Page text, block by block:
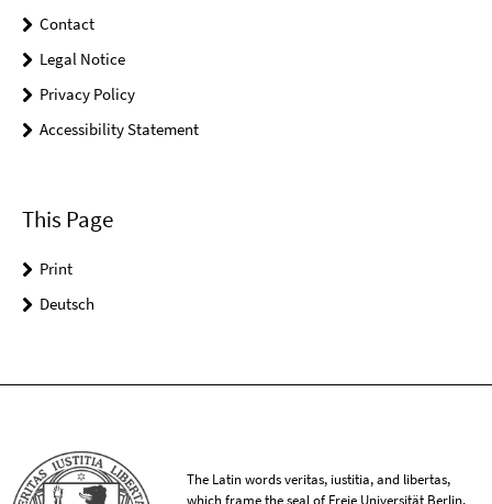
Contact
Legal Notice
Privacy Policy
Accessibility Statement
This Page
Print
Deutsch
The Latin words veritas, iustitia, and libertas,